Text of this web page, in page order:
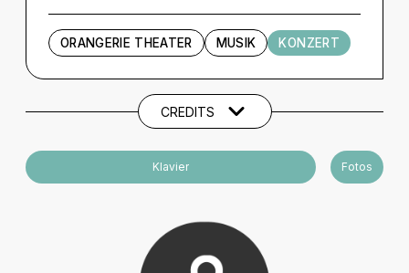
ORANGERIE THEATER MUSIK KONZERT
Künstler und Beteiligte
CREDITS
Klavier Fotos